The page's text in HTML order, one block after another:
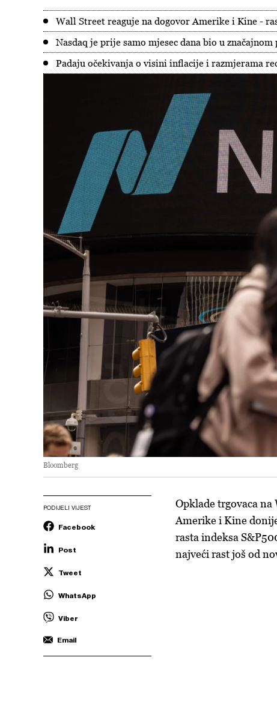
Wall Street reaguje na dogovor Amerike i Kine -
Nasdaq je prije samo mjesec dana bio u značajnom
Padaju očekivanja o visini inflacije i razmjerama
Bloomberg
PODIJELI VIJEST
Facebook
Post
Tweet
WhatsApp
Viber
Email
Opklade trgovaca
Amerike i Kine
rasta indeksa
najveći rast još od